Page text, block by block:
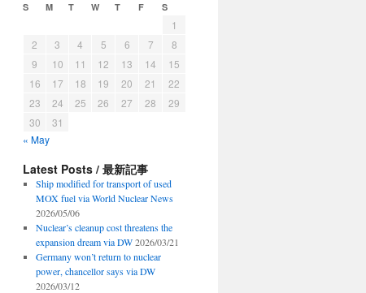
S M T W T F S
1
2
3 4 5 6 7
8
9
10 11 12 13 14
15
16
17 18 19 20 21
22
23
24 25 26 27 28
29
30
31
« May
Latest Posts / 最新記事
Ship modified for transport of used
MOX fuel via World Nuclear News
2026/05/06
Nuclear’s cleanup cost threatens the
expansion dream via DW 2026/03/21
Germany won’t return to nuclear
power, chancellor says via DW
2026/03/12